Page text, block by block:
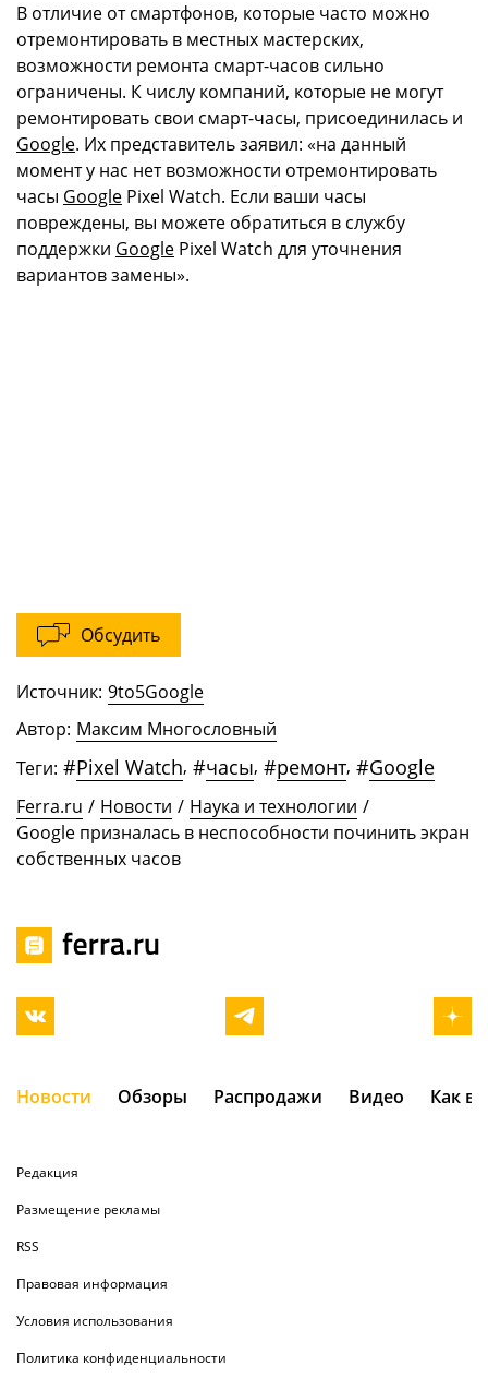
В отличие от смартфонов, которые часто можно
отремонтировать в местных мастерских,
возможности ремонта смарт-часов сильно
ограничены. К числу компаний, которые не могут
ремонтировать свои смарт-часы, присоединилась и
Google. Их представитель заявил: «на данный
момент у нас нет возможности отремонтировать
часы Google Pixel Watch. Если ваши часы
повреждены, вы можете обратиться в службу
поддержки Google Pixel Watch для уточнения
вариантов замены».
Обсудить
Источник: 9to5Google
Автор: Максим Многословный
Теги: #Pixel Watch, #часы, #ремонт, #Google
Ferra.ru / Новости / Наука и технологии /
Google призналась в неспособности починить экран
собственных часов
Новости Обзоры Распродажи Видео Как
Редакция
Размещение рекламы
RSS
Правовая информация
Условия использования
Политика конфиденциальности